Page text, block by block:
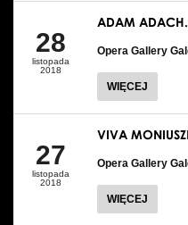
28
listopada
2018
ADAM ADACH.
Opera Gallery
WIĘCEJ
27
listopada
2018
VIVA
Opera Gallery
WIĘCEJ